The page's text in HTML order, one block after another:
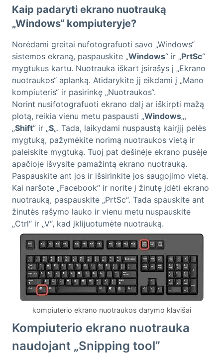
Kaip padaryti ekrano nuotrauką
„Windows“ kompiuteryje?
Norėdami greitai nufotografuoti savo „Windows“
sistemos ekraną, paspauskite „Windows“ ir „PrtSc“
mygtukus kartu. Nuotrauka iškart įsirašys į „Ekrano
nuotraukos“ aplanką. Atidarykite jį eikdami į „Mano
kompiuteris“ ir pasirinkę „Nuotraukos“.
Norint nusifotografuoti ekrano dalį ar iškirpti mažą
plotą, reikia vienu metu paspausti „Windows„,
„Shift” ir „S„. Tada, laikydami nuspaustą kairįjį pelės
mygtuką, pažymėkite norimą nuotraukos vietą ir
paleiskite mygtuką. Tuoj pat dešinėje ekrano pusėje
apačioje išvysite pamažintą ekrano nuotrauką.
Paspauskite ant jos ir išsirinkite jos saugojimo vietą.
Kai naršote „Facebook“ ir norite į žinutę įdėti ekrano
nuotrauką, paspauskite „PrtSc“. Tada spauskite ant
žinutės rašymo lauko ir vienu metu nuspauskite
„Ctrl“ ir „V“, kad įklijuotumėte nuotrauką.
kompiuterio ekrano nuotraukos darymo klavišai
Kompiuterio ekrano nuotrauka
naudojant „Snipping tool”